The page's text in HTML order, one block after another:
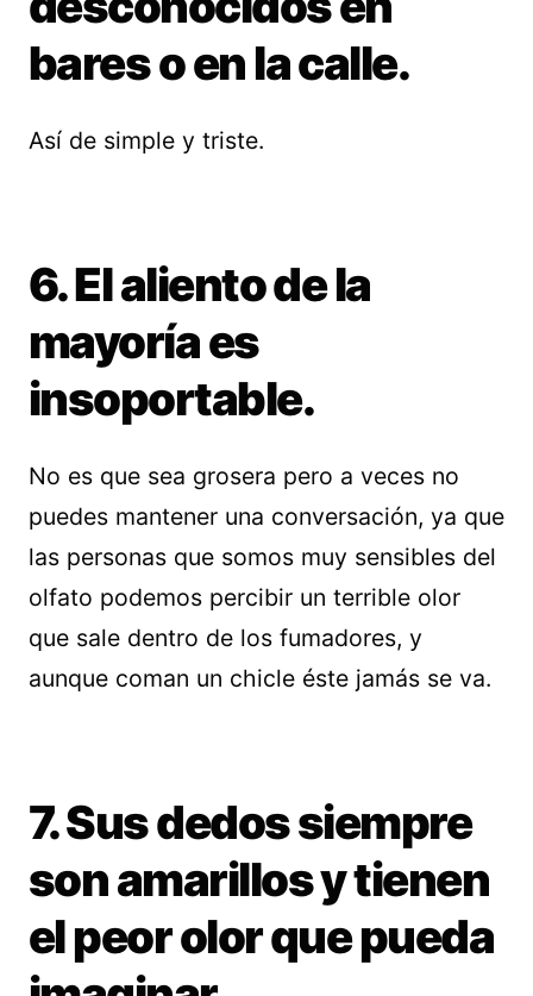
bares o en la calle.
Así de simple y triste.
6. El aliento de la
mayoría es
insoportable.
No es que sea grosera pero a veces no
puedes mantener una conversación, ya que
las personas que somos muy sensibles del
olfato podemos percibir un terrible olor
que sale dentro de los fumadores, y
aunque coman un chicle éste jamás se va.
7. Sus dedos siempre
son amarillos y tienen
el peor olor que pueda